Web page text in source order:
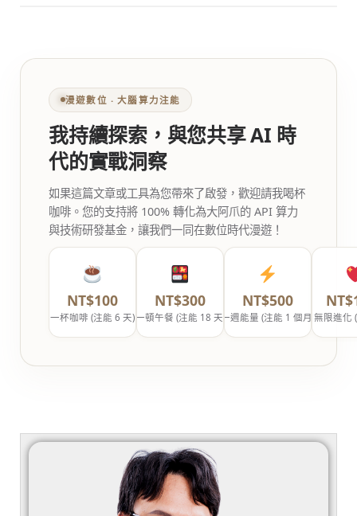
漫遊數位 ‧ 大腦算力注能
我持續探索，與您共享 AI 時
代的實戰洞察
如果這篇文章或工具為您帶來了啟發，歡迎請我喝杯
咖啡。您的支持將 100% 轉化為大阿爪的 API 算力
與技術研發基金，讓我們一同在數位時代漫遊！
NT$100
一杯咖啡 (注能 6 天)
NT$300
一頓午餐 (注能 18 天)
NT$500
一週能量 (注能 1 個月)無限進化